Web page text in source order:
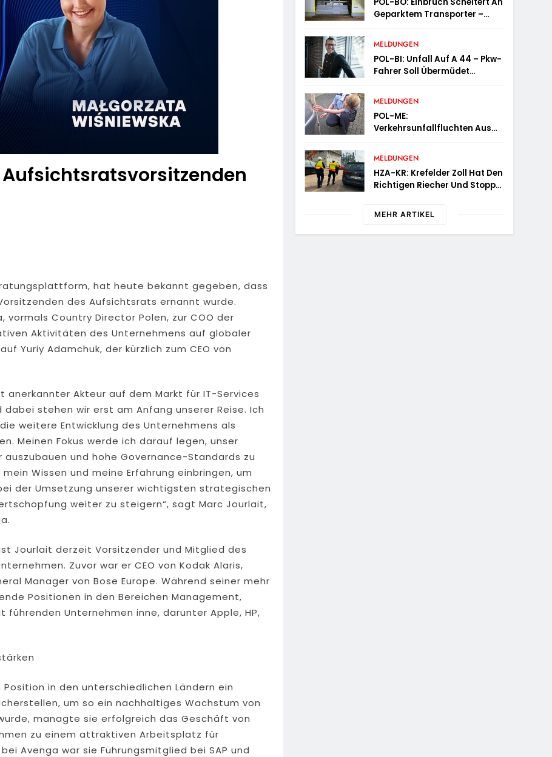
hat heute bekannt gegeben, dass
des Aufsichtsrats ernannt wurde.
Country Director Polen, zur COO der
Aktivitäten des Unternehmens auf globaler
Yuriy Adamchuk, der kürzlich zum CEO von
anerkannter Akteur auf dem Markt für IT-Services
stehen wir erst am Anfang unserer Reise. Ich
weitere Entwicklung des Unternehmens als
Meinen Fokus werde ich darauf legen, unser
und hohe Governance-Standards zu
Wissen und meine Erfahrung einbringen, um
der Umsetzung unserer wichtigsten strategischen
weiter zu steigern“, sagt Marc Jourlait,
Jourlait derzeit Vorsitzender und Mitglied des
Zuvor war er CEO von Kodak Alaris,
Manager von Bose Europe. Während seiner mehr
Positionen in den Bereichen Management,
Unternehmen inne, darunter Apple, HP,
in den unterschiedlichen Ländern ein
um so ein nachhaltiges Wachstum von
managte sie erfolgreich das Geschäft von
zu einem attraktiven Arbeitsplatz für
Avenga war sie Führungsmitglied bei SAP und
Geparktem Transporter –
MELDUNGEN
POL-BI: Unfall Auf A 44 – Pkw-
Fahrer Soll Übermüdet
MELDUNGEN
POL-ME:
Verkehrsunfallfluchten Aus
MELDUNGEN
HZA-KR: Krefelder Zoll Hat Den
Richtigen Riecher Und Stoppt
Parfüms
MEHR ARTIKEL